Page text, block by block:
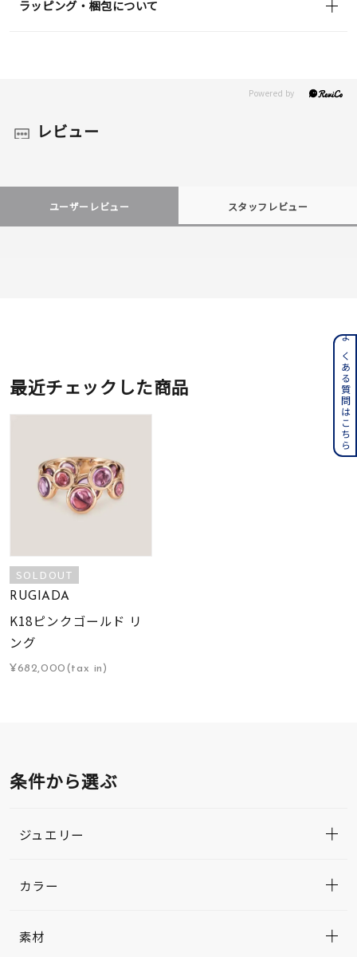
ラッピング・梱包について
レビュー
ユーザーレビュー スタッフレビュー
最近チェックした商品
SOLDOUT
RUGIADA
K18ピンクゴールド リ
ング
¥682,000(tax in)
条件から選ぶ
ジュエリー
カラー
素材
よくある質問はこちら